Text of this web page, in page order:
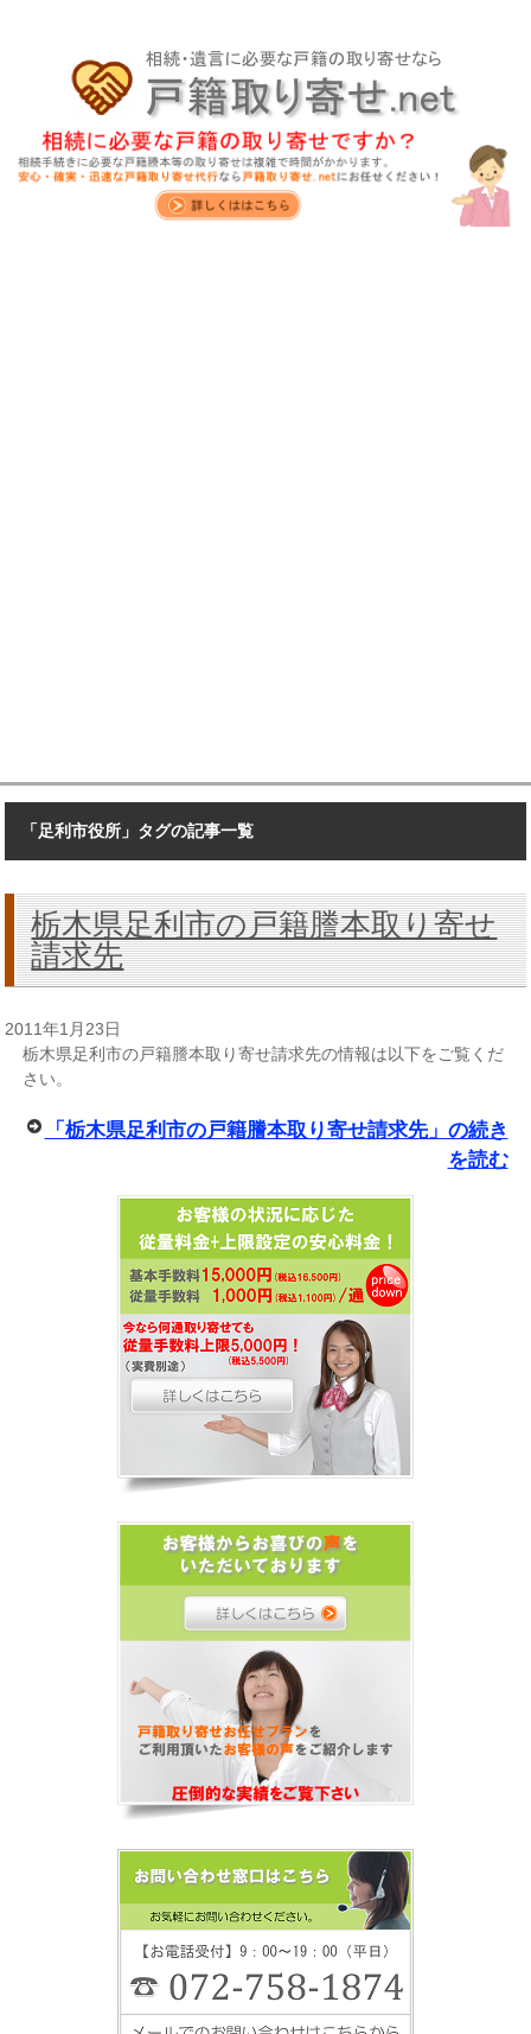
「足利市役所」タグの記事一覧
栃木県足利市の戸籍謄本取り寄せ
請求先
2011年1月23日
栃木県足利市の戸籍謄本取り寄せ請求先の情報は以下をご覧くだ
さい。
「栃木県足利市の戸籍謄本取り寄せ請求先」の続き
を読む